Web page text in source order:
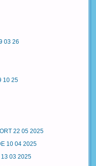
03 26
10 25
22 05 2025
10 04 2025
13 03 2025